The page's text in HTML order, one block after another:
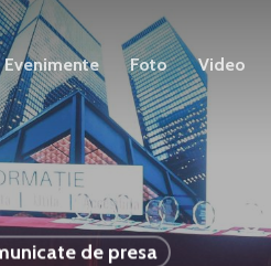
Evenimente Foto Video
de presa